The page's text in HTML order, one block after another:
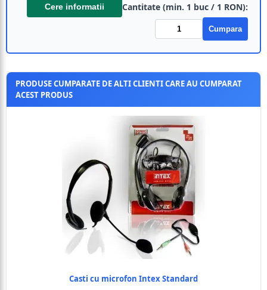
Cere informatii Cantitate (min. 1 buc / 1 RON):
Cumpara
PRODUSE CUMPARATE DE ALTI CLIENTI CARE AU CUMPARAT
ACEST PRODUS
Casti cu microfon Intex Standard